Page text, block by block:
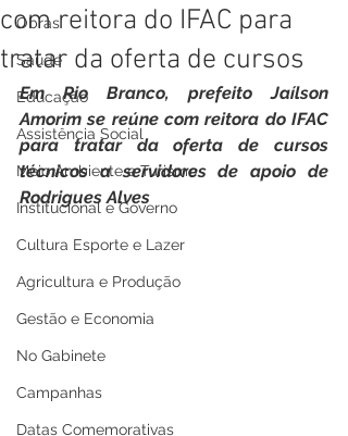
Obras
Saúde
Educação
Assistência Social
Meio Ambiente e Turismo
Institucional e Governo
Cultura Esporte e Lazer
Agricultura e Produção
Gestão e Economia
No Gabinete
Campanhas
Datas Comemorativas
com reitora do IFAC para
tratar da oferta de cursos
Em Rio Branco, prefeito Jaílson
Amorim se reúne com reitora do IFAC
para tratar da oferta de cursos
técnicos a servidores de apoio de
Rodrigues Alves